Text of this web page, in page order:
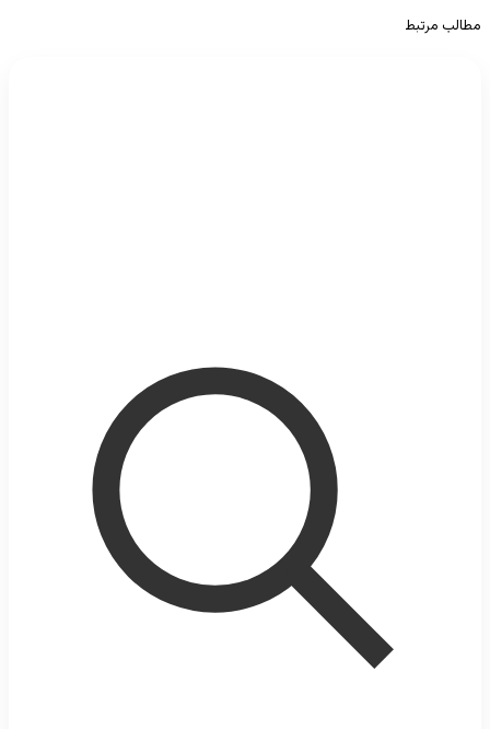
مطالب مرتبط